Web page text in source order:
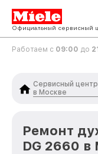
Официальный сервисный
Работаем с 09:00 до
Сервисный
в Москве
Ремонт
DG 2660 в